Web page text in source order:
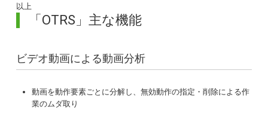
以上
「OTRS」主な機能
ビデオ動画による動画分析
動画を動作要素ごとに分解し、無効動作の指定・削除による作
業のムダ取り